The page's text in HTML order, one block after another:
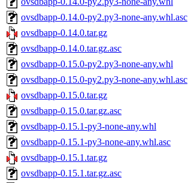
ovsdbapp-0.14.0-py2.py3-none-any.whl.asc
ovsdbapp-0.14.0.tar.gz
ovsdbapp-0.14.0.tar.gz.asc
ovsdbapp-0.15.0-py2.py3-none-any.whl
ovsdbapp-0.15.0-py2.py3-none-any.whl.asc
ovsdbapp-0.15.0.tar.gz
ovsdbapp-0.15.0.tar.gz.asc
ovsdbapp-0.15.1-py3-none-any.whl
ovsdbapp-0.15.1-py3-none-any.whl.asc
ovsdbapp-0.15.1.tar.gz
ovsdbapp-0.15.1.tar.gz.asc